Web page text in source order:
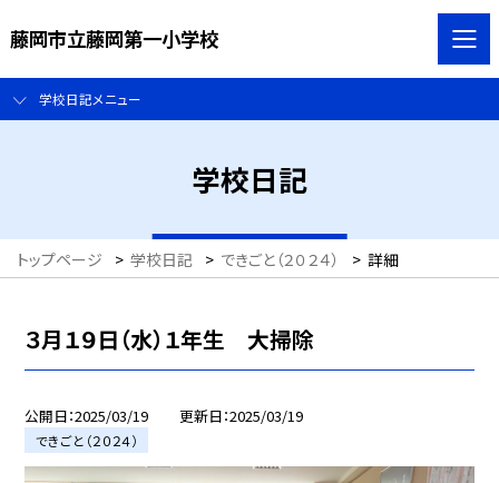
藤岡市立藤岡第一小学校
学校日記メニュー
学校日記
トップページ > 学校日記 > できごと（２０２４） > 詳細
３月１９日（水）１年生 大掃除
公開日 2025/03/19 更新日 2025/03/19
できごと（２０２４）